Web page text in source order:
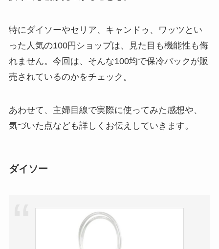
も紹介！
リア等でテントロープ
用LEDライトは買え
び方のコツを解説！
【100均】ダイソー/セ
特にダイソーやセリア、キャンドゥ、ワッツとい
った人気の100円ショップは、見た目も機能性も侮
れません。今回は、そんな100均で保冷バックが販
売されているのかをチェック。
あわせて、主婦目線で実際に使ってみた感想や、
気づいた点なども詳しくお伝えしていきます。
ダイソー